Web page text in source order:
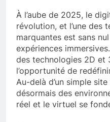
À l’aube de 2025, le
révolution, et l’une des
marquantes est sans
expériences
des technologies 2D et
l’opportunité de
Au-delà d’un simple
désormais des
réel et le virtuel se